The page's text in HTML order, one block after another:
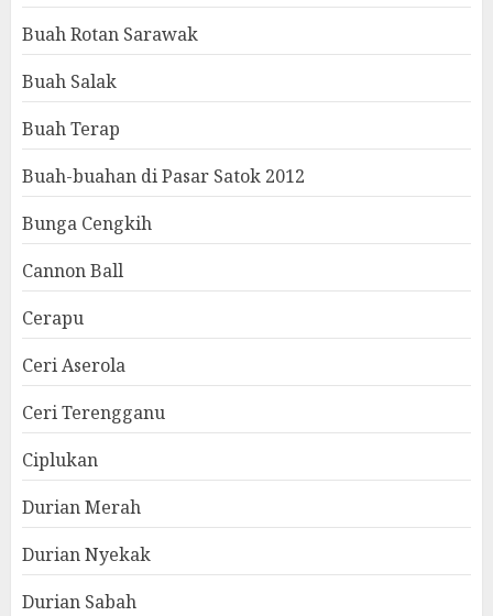
Buah Rotan Sarawak
Buah Salak
Buah Terap
Buah-buahan di Pasar Satok 2012
Bunga Cengkih
Cannon Ball
Cerapu
Ceri Aserola
Ceri Terengganu
Ciplukan
Durian Merah
Durian Nyekak
Durian Sabah